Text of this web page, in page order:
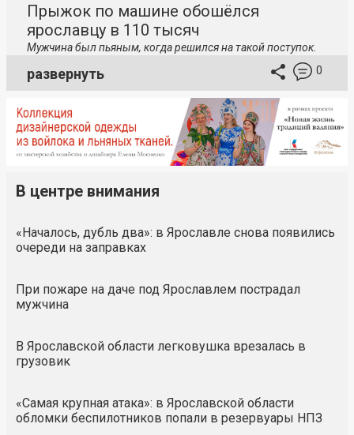
Прыжок по машине обошёлся
ярославцу в 110 тысяч
Мужчина был пьяным, когда решился на такой поступок.
развернуть 0
В центре внимания
«Началось, дубль два»: в Ярославле снова появились
очереди на заправках
При пожаре на даче под Ярославлем пострадал
мужчина
В Ярославской области легковушка врезалась в
грузовик
«Самая крупная атака»: в Ярославской области
обломки беспилотников попали в резервуары НПЗ